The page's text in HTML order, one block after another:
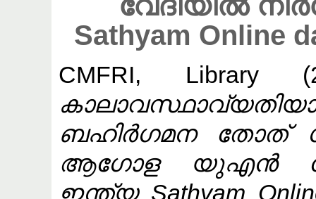
Sathyam Online
CMFRI, Library
ബഹിർഗമന തോത്
ആഗോള യുഎൻ
ഇന്ത്യ Sathyam